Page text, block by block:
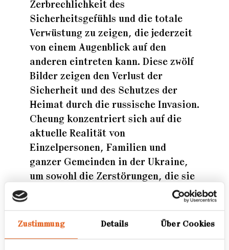
Zustimmung Details Über Cookies
Zerbrechlichkeit des
Sicherheitsgefühls und die totale
Verwüstung zu zeigen, die jederzeit
von einem Augenblick auf den
anderen eintreten kann. Diese zwölf
Bilder zeigen den Verlust der
Sicherheit und des Schutzes der
Heimat durch die russische Invasion.
Cheung konzentriert sich auf die
aktuelle Realität von
Einzelpersonen, Familien und
ganzer Gemeinden in der Ukraine,
um sowohl die Zerstörungen, die sie
erleben, als auch die erdende Kraft
der festen Verwurzelung vor Ort zu
zeigen. Seine Bilder sind ruhig und